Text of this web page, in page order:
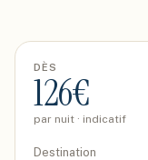
DÈS
126€
par nuit · indicatif
Destination